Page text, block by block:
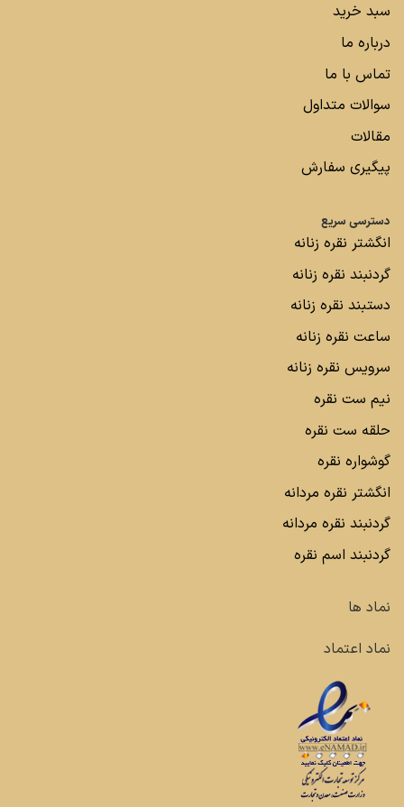
سبد خرید
درباره ما
تماس با ما
سوالات متداول
مقالات
پیگیری سفارش
دسترسی سریع
انگشتر نقره زنانه
گردنبند نقره زنانه
دستبند نقره زنانه
ساعت نقره زنانه
سرویس نقره زنانه
نیم ست نقره
حلقه ست نقره
گوشواره نقره
انگشتر نقره مردانه
گردنبند نقره مردانه
گردنبند اسم نقره
نماد ها
نماد اعتماد